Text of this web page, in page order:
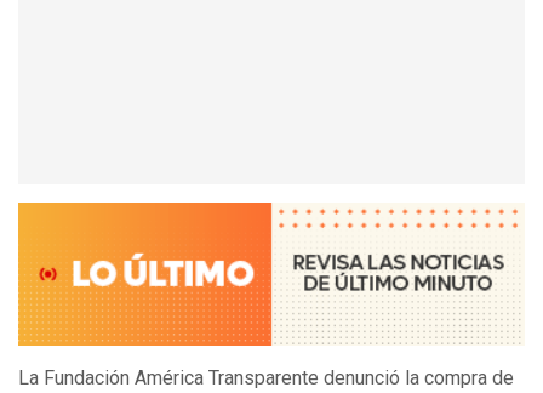
La Fundación América Transparente denunció la compra de